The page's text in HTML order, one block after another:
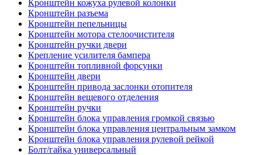
Кронштейн кожуха рулевой колонки
Кронштейн разъема
Кронштейн пепельницы
Кронштейн мотора стелоочистителя
Кронштейн ручки двери
Крепление усилителя бампера
Кронштейн топливной форсунки
Кронштейн двери
Кронштейн привода заслонки отопителя
Кронштейн вещевого отделения
Кронштейн ручки
Кронштейн блока управления громкой связью
Кронштейн блока управления центральным замком
Кронштейн блока управления рулевой рейкой
Болт/гайка универсальный